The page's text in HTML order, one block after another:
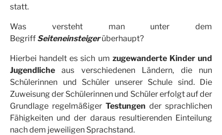
statt.
Was versteht man unter dem
Begriff Seiteneinsteigerüberhaupt?
Hierbei handelt es sich um zugewanderte Kinder und
Jugendliche aus verschiedenen Ländern, die nun
Schülerinnen und Schüler unserer Schule sind. Die
Zuweisung der Schülerinnen und Schüler erfolgt auf der
Grundlage regelmäßiger Testungen der sprachlichen
Fähigkeiten und der daraus resultierenden Einteilung
nach dem jeweiligen Sprachstand.